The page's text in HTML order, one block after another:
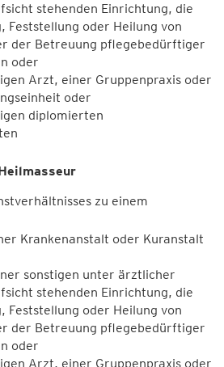
stehenden Einrichtung, die
Feststellung oder Heilung von
der Betreuung pflegebedürftiger
oder
Arzt, einer Gruppenpraxis oder
oder
diplomierten
zu einem
Krankenanstalt oder Kuranstalt
sonstigen unter ärztlicher
stehenden Einrichtung, die
Feststellung oder Heilung von
der Betreuung pflegebedürftiger
oder
Arzt, einer Gruppenpraxis oder